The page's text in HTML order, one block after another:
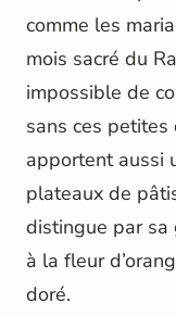
comme les
mois sacré du
impossible de
sans ces
apportent aussi
plateaux de
distingue par sa
à la fleur
doré.